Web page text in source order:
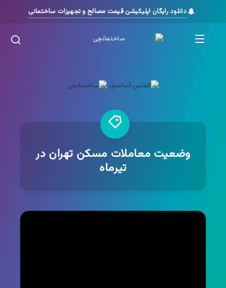
دانلود رایگان اپلیکیشن قیمت مصالح و تجهیزات ساختمانی
وضعیت معاملات مسکن تهران در
تیرماه